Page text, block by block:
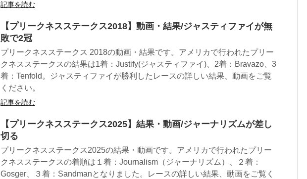
記事を読む
【プリークネスステークス2018】動画・結果/ジャスティファイが無
敗で2冠
プリークネスステークス 2018の動画・結果です。アメリカで行われたプリー
クネスステークスの結果は1着：Justify(ジャスティファイ)、2着：Bravazo、3
着：Tenfold。ジャスティファイが勝利したレースの詳しい結果、動画をご覧
ください。
記事を読む
【プリークネスステークス2025】結果・動画/ジャーナリズムが差し
切る
プリークネスステークス2025の結果・動画です。アメリカで行われたプリー
クネスステークスの着順は１着：Journalism（ジャーナリズム）、２着：
Gosger、３着：Sandmanとなりました。レースの詳しい結果、動画をご覧く